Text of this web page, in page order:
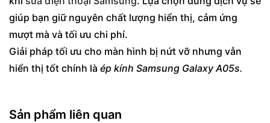
giúp bạn giữ nguyên chất lượng hiển thị, cảm ứng
mượt mà và tối ưu chi phí.
Giải pháp tối ưu cho màn hình bị nứt vỡ nhưng vẫn
hiển thị tốt chính là ép kính Samsung Galaxy A05s.
Sản phẩm liên quan